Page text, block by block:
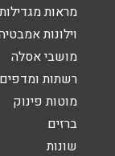
מראות מגדילות
וילונות
מושבי אסלה
רשתות ומדפים
מוטות פינוק
ברזים
שונות